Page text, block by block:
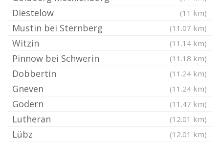
Diestelow (11 km)
Mustin bei Sternberg (11.07 km)
Witzin (11.14 km)
Pinnow bei Schwerin (11.18 km)
Dobbertin (11.24 km)
Gneven (11.24 km)
Godern (11.47 km)
Lutheran (12.01 km)
Lübz (12.01 km)